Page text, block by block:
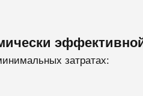
затратах: